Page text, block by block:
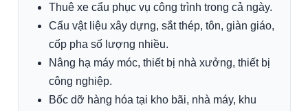
Thuê xe cẩu phục vụ công trình trong cả ngày.
Cẩu vật liệu xây dựng, sắt thép, tôn, giàn giáo,
cốp pha số lượng nhiều.
Nâng hạ máy móc, thiết bị nhà xưởng, thiết bị
công nghiệp.
Bốc dỡ hàng hóa tại kho bãi, nhà máy, khu